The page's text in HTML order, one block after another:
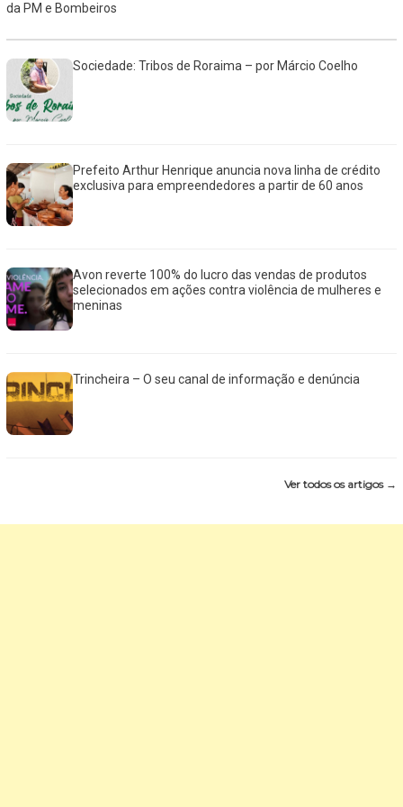
da PM e Bombeiros
Sociedade: Tribos de Roraima – por Márcio Coelho
Prefeito Arthur Henrique anuncia nova linha de crédito
exclusiva para empreendedores a partir de 60 anos
Avon reverte 100% do lucro das vendas de produtos
selecionados em ações contra violência de mulheres e
meninas
Trincheira – O seu canal de informação e denúncia
Ver todos os artigos →